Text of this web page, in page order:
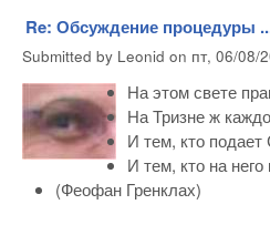
Re: Обсуждение процедуры
Submitted by Leonid on пт, 06/08/
На этом свете
На Тризне ж
И тем, кто подает
И тем, кто на
(Феофан Гренклах)